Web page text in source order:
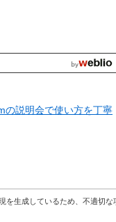
の説明会で使い方を丁寧
を生成しているため、不適切な